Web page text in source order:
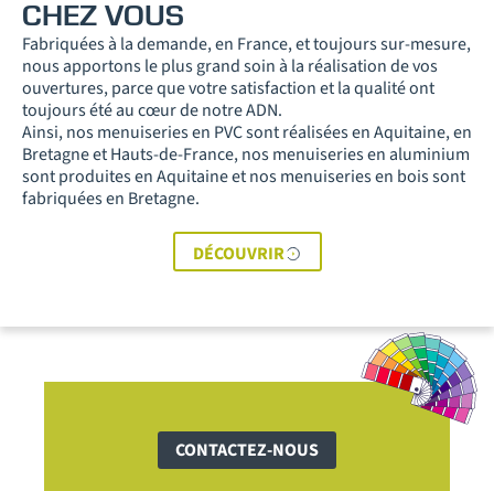
CHEZ VOUS
Fabriquées à la demande, en France, et toujours sur-mesure,
nous apportons le plus grand soin à la réalisation de vos
ouvertures, parce que votre satisfaction et la qualité ont
toujours été au cœur de notre ADN.
Ainsi, nos menuiseries en PVC sont réalisées en Aquitaine, en
Bretagne et Hauts-de-France, nos menuiseries en aluminium
sont produites en Aquitaine et nos menuiseries en bois sont
fabriquées en Bretagne.
DÉCOUVRIR
CONTACTEZ-NOUS